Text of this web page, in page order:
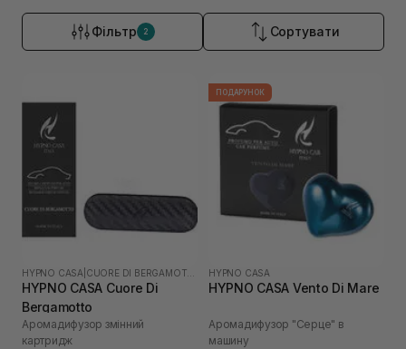
Фільтр 2 Сортувати
HYPNO CASA
HYPNO CASA Cuore Di
Bergamotto
Аромадифузор змінний
картридж
ПОДАРУНОК
HYPNO CASA
HYPNO CASA Vento Di Mare
Аромадифузор "Серце" в
машину